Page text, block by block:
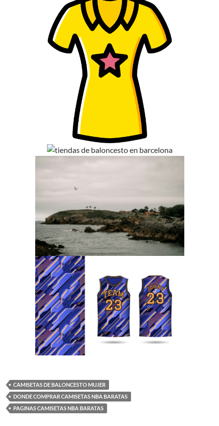
CAMISETAS DE BALONCESTO MUJER
DONDE COMPRAR CAMISETAS NBA BARATAS
PAGINAS CAMISETAS NBA BARATAS